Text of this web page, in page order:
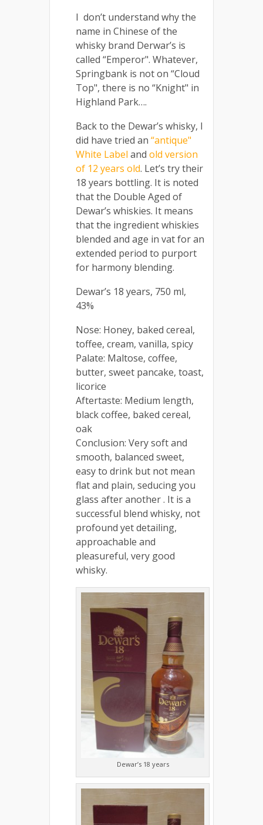
I don’t understand why the
name in Chinese of the
whisky brand Derwar’s is
called “Emperor". Whatever,
Springbank is not on “Cloud
Top", there is no “Knight" in
Highland Park….
Back to the Dewar’s whisky, I
did have tried an “antique"
White Label and old version
of 12 years old. Let’s try their
18 years bottling. It is noted
that the Double Aged of
Dewar’s whiskies. It means
that the ingredient whiskies
blended and age in vat for an
extended period to purport
for harmony blending.
Dewar’s 18 years, 750 ml,
43%
Nose: Honey, baked cereal,
toffee, cream, vanilla, spicy
Palate: Maltose, coffee,
butter, sweet pancake, toast,
licorice
Aftertaste: Medium length,
black coffee, baked cereal,
oak
Conclusion: Very soft and
smooth, balanced sweet,
easy to drink but not mean
flat and plain, seducing you
glass after another . It is a
successful blend whisky, not
profound yet detailing,
approachable and
pleasureful, very good
whisky.
Dewar’s 18 years